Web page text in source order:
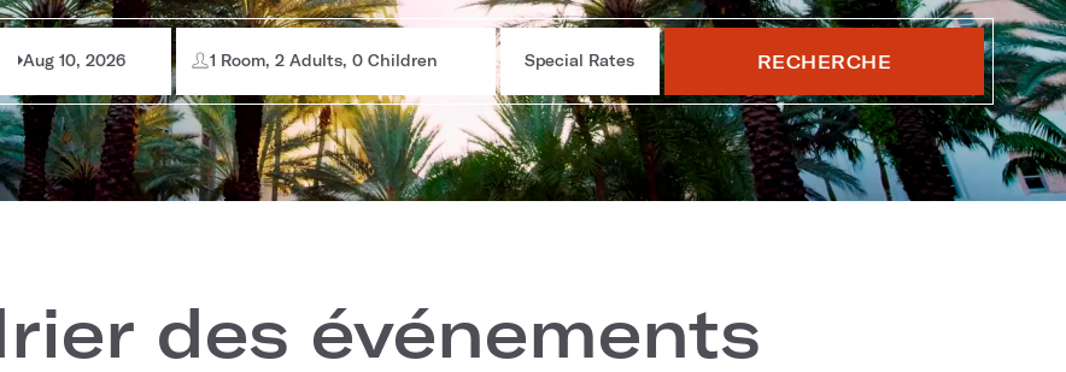
Aug 10, 2026 1 Room, 2 Adults, 0 Children Special Rates RECHERCHE
des événements